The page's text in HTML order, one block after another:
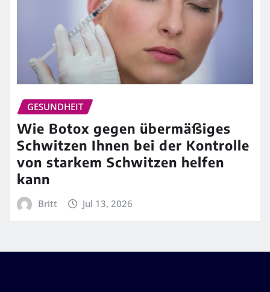
GESUNDHEIT
Wie Botox gegen übermäßiges
Schwitzen Ihnen bei der Kontrolle
von starkem Schwitzen helfen
kann
Britt Jul 13, 2026